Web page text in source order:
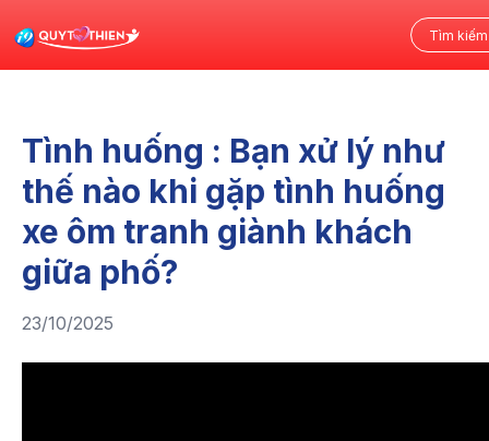
Tình huống : Bạn xử lý như
thế nào khi gặp tình huống
xe ôm tranh giành khách
giữa phố?
23/10/2025